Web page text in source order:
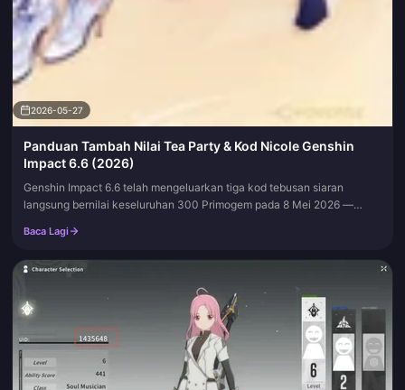
2026-05-27
Panduan Tambah Nilai Tea Party & Kod Nicole Genshin
Impact 6.6 (2026)
Genshin Impact 6.6 telah mengeluarkan tiga kod tebusan siaran
langsung bernilai keseluruhan 300 Primogem pada 8 Mei 2026 —
tamat temp...
Baca Lagi